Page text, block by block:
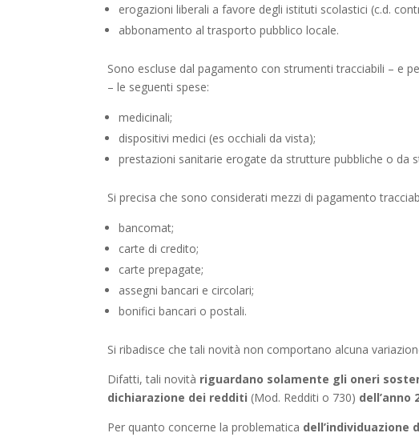
erogazioni liberali a favore degli istituti scolastici (c.d.
abbonamento al trasporto pubblico locale.
Sono escluse dal pagamento con strumenti tracciabili – e
– le seguenti spese:
medicinali;
dispositivi medici (es occhiali da vista);
prestazioni sanitarie erogate da strutture pubbliche o da
Si precisa che sono considerati mezzi di pagamento
bancomat;
carte di credito;
carte prepagate;
assegni bancari e circolari;
bonifici bancari o postali.
Si ribadisce che tali novità non comportano alcuna
Difatti, tali novità riguardano solamente gli oneri
dichiarazione dei redditi (Mod. Redditi o 730) dell’anno
Per quanto concerne la problematica